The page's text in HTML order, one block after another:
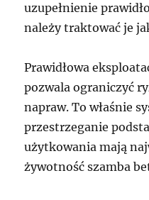
uzupełnienie
należy traktować je
Prawidłowa
pozwala ograniczyć
napraw. To właśnie
przestrzeganie
użytkowania mają
żywotność szamba